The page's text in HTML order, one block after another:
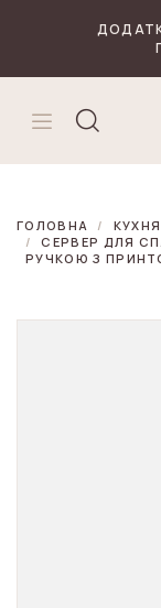
ГОЛОВНА КУХНЯ
СЕРВЕР ДЛЯ
РУЧКОЮ З